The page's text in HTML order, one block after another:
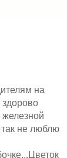
на
здорово
не люблю